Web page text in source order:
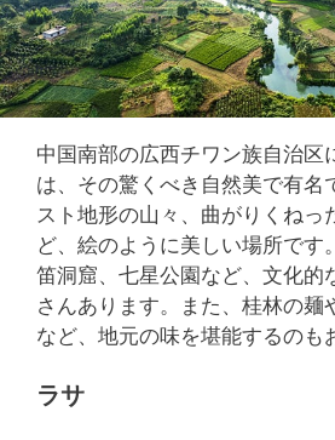
中国南部の広西チワン族自治区
は、その驚くべき自然美で有名
スト地形の山々、曲がりくねっ
ど、絵のように美しい場所です
笛洞窟、七星公園など、文化的
さんあります。また、桂林の麺
など、地元の味を堪能するのも
ラサ